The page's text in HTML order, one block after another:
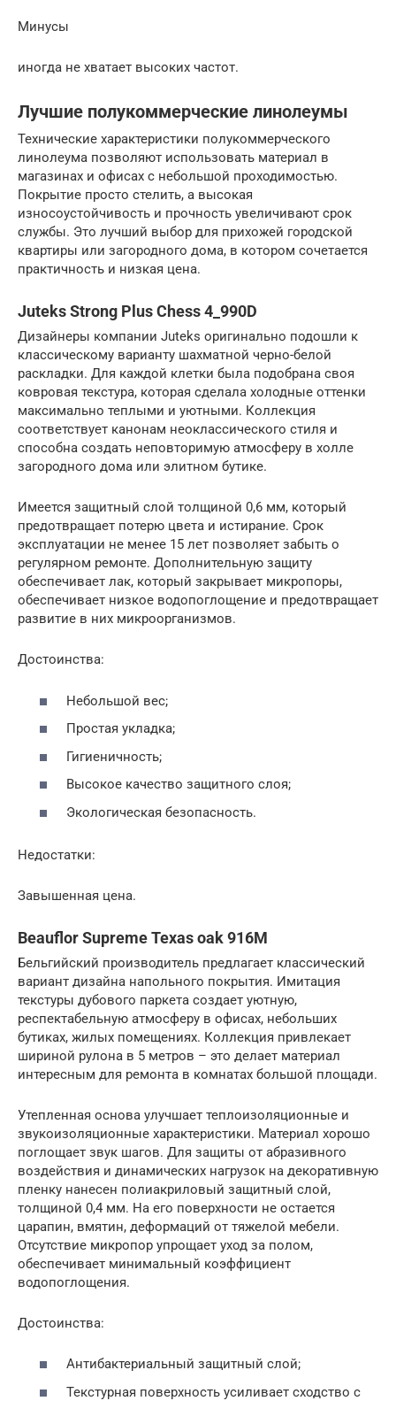
Минусы
иногда не хватает высоких частот.
Лучшие полукоммерческие линолеумы
Технические характеристики полукоммерческого
линолеума позволяют использовать материал в
магазинах и офисах с небольшой проходимостью.
Покрытие просто стелить, а высокая
износоустойчивость и прочность увеличивают срок
службы. Это лучший выбор для прихожей городской
квартиры или загородного дома, в котором сочетается
практичность и низкая цена.
Juteks Strong Plus Chess 4_990D
Дизайнеры компании Juteks оригинально подошли к
классическому варианту шахматной черно-белой
раскладки. Для каждой клетки была подобрана своя
ковровая текстура, которая сделала холодные оттенки
максимально теплыми и уютными. Коллекция
соответствует канонам неоклассического стиля и
способна создать неповторимую атмосферу в холле
загородного дома или элитном бутике.
Имеется защитный слой толщиной 0,6 мм, который
предотвращает потерю цвета и истирание. Срок
эксплуатации не менее 15 лет позволяет забыть о
регулярном ремонте. Дополнительную защиту
обеспечивает лак, который закрывает микропоры,
обеспечивает низкое водопоглощение и предотвращает
развитие в них микроорганизмов.
Достоинства:
Небольшой вес;
Простая укладка;
Гигиеничность;
Высокое качество защитного слоя;
Экологическая безопасность.
Недостатки:
Завышенная цена.
Beauflor Supreme Texas oak 916М
Бельгийский производитель предлагает классический
вариант дизайна напольного покрытия. Имитация
текстуры дубового паркета создает уютную,
респектабельную атмосферу в офисах, небольших
бутиках, жилых помещениях. Коллекция привлекает
шириной рулона в 5 метров – это делает материал
интересным для ремонта в комнатах большой площади.
Утепленная основа улучшает теплоизоляционные и
звукоизоляционные характеристики. Материал хорошо
поглощает звук шагов. Для защиты от абразивного
воздействия и динамических нагрузок на декоративную
пленку нанесен полиакриловый защитный слой,
толщиной 0,4 мм. На его поверхности не остается
царапин, вмятин, деформаций от тяжелой мебели.
Отсутствие микропор упрощает уход за полом,
обеспечивает минимальный коэффициент
водопоглощения.
Достоинства:
Антибактериальный защитный слой;
Текстурная поверхность усиливает сходство с